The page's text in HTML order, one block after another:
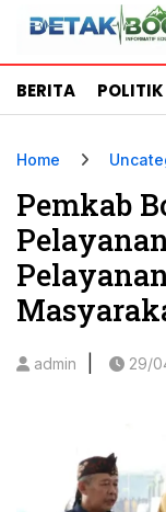
BERITA POLITIK
Home
Pemkab
admin 29/